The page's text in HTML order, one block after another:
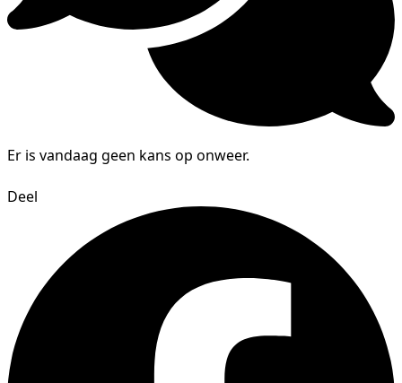
Er is vandaag geen kans op onweer.
Deel